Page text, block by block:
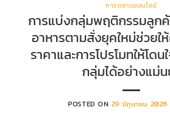
การตลาดออนไลน์
การแบ่งกลุ่มพฤติกรรมลูก
อาหารตามสั่งยุคใหม่ช่วย
ราคาและการโปรโมทให้โด
กลุ่มได้อย่างแม่
POSTED ON 29 มิถุนายน 2026